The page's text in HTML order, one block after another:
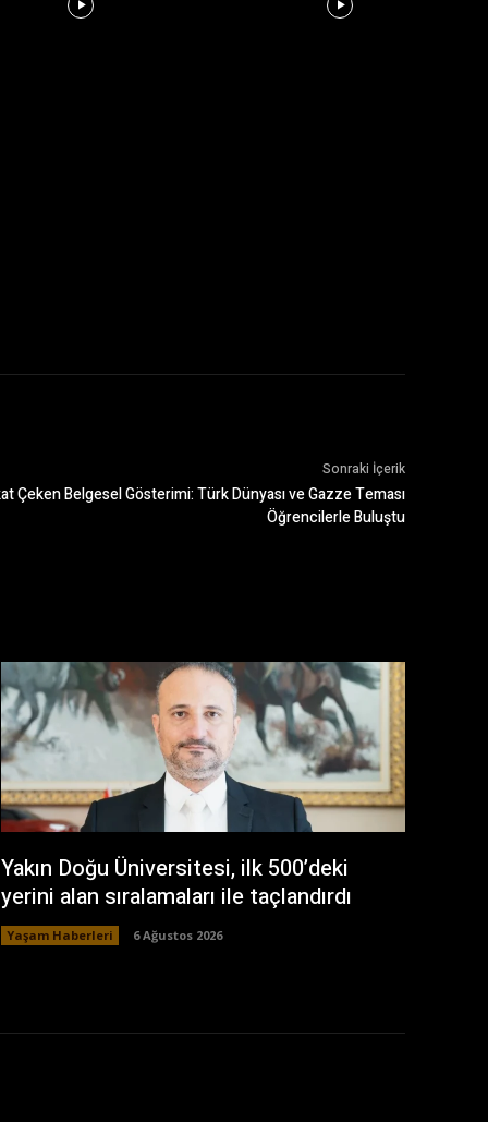
Sonraki İçerik
Çeken Belgesel Gösterimi: Türk Dünyası ve Gazze Teması
Öğrencilerle Buluştu
Yakın Doğu Üniversitesi, ilk 500’deki
yerini alan sıralamaları ile taçlandırdı
Yaşam Haberleri 6 Ağustos 2026